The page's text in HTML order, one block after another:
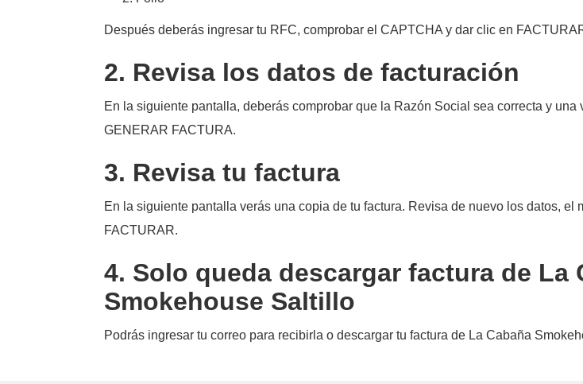
Después deberás ingresar tu RFC, comprobar el CAPTCHA y dar clic en
2. Revisa los datos de facturación
En la siguiente pantalla, deberás comprobar que la Razón Social sea correcta y
GENERAR FACTURA.
3. Revisa tu factura
En la siguiente pantalla verás una copia de tu factura. Revisa de nuevo los datos, el
FACTURAR.
4. Solo queda descargar factura de La
Smokehouse Saltillo
Podrás ingresar tu correo para recibirla o descargar tu factura de La Cabaña